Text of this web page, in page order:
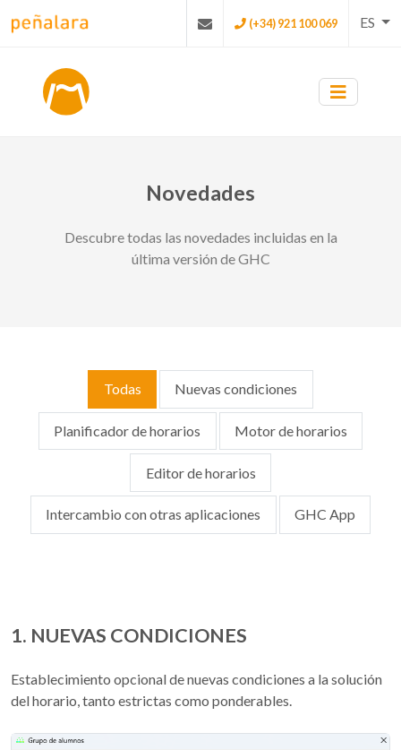
(+34) 921 100 069 ES
Novedades
Descubre todas las novedades incluidas en la
última versión de GHC
Todas Nuevas condiciones
Planificador de horarios Motor de horarios
Editor de horarios
Intercambio con otras aplicaciones GHC App
1. NUEVAS CONDICIONES
Establecimiento opcional de nuevas condiciones a la solución
del horario, tanto estrictas como ponderables.